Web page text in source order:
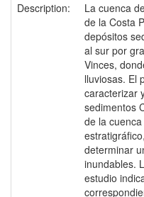
Description:
La cuenca
de la Costa
depósitos
al sur por
Vinces,
lluviosas. El
caracterizar
sedimentos
de la
determinar
inundables.
estudio